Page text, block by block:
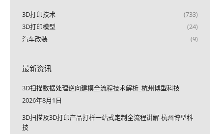
3D打印技术
(733)
3D打印模型
(24)
汽车改装
(9)
最新资讯
3D扫描数据处理逆向建模全流程技术解析_杭州博型科技
2026年8月1日
3D扫描及3D打印产品打样一站式定制全流程讲解-杭州博型科
技